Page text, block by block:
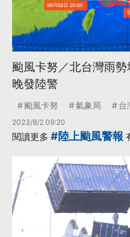
颱風卡努／北台灣雨
晚發陸警
颱風卡努 氣象局 台
2023/8/2 09:20
閱讀更多 #陸上颱風警報